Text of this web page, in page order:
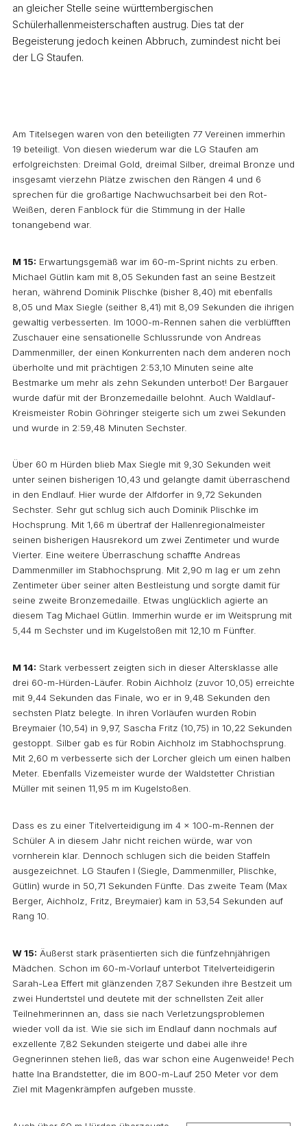
an gleicher Stelle seine württembergischen
Schülerhallenmeisterschaften austrug. Dies tat der
Begeisterung jedoch keinen Abbruch, zumindest nicht bei
der LG Staufen.
Am Titelsegen waren von den beteiligten 77 Vereinen immerhin
19 beteiligt. Von diesen wiederum war die LG Staufen am
erfolgreichsten: Dreimal Gold, dreimal Silber, dreimal Bronze und
insgesamt vierzehn Plätze zwischen den Rängen 4 und 6
sprechen für die großartige Nachwuchsarbeit bei den Rot-
Weißen, deren Fanblock für die Stimmung in der Halle
tonangebend war.
M 15: Erwartungsgemäß war im 60-m-Sprint nichts zu erben.
Michael Gütlin kam mit 8,05 Sekunden fast an seine Bestzeit
heran, während Dominik Plischke (bisher 8,40) mit ebenfalls
8,05 und Max Siegle (seither 8,41) mit 8,09 Sekunden die ihrigen
gewaltig verbesserten. Im 1000-m-Rennen sahen die verblüfften
Zuschauer eine sensationelle Schlussrunde von Andreas
Dammenmiller, der einen Konkurrenten nach dem anderen noch
überholte und mit prächtigen 2:53,10 Minuten seine alte
Bestmarke um mehr als zehn Sekunden unterbot! Der Bargauer
wurde dafür mit der Bronzemedaille belohnt. Auch Waldlauf-
Kreismeister Robin Göhringer steigerte sich um zwei Sekunden
und wurde in 2:59,48 Minuten Sechster.
Über 60 m Hürden blieb Max Siegle mit 9,30 Sekunden weit
unter seinen bisherigen 10,43 und gelangte damit überraschend
in den Endlauf. Hier wurde der Alfdorfer in 9,72 Sekunden
Sechster. Sehr gut schlug sich auch Dominik Plischke im
Hochsprung. Mit 1,66 m übertraf der Hallenregionalmeister
seinen bisherigen Hausrekord um zwei Zentimeter und wurde
Vierter. Eine weitere Überraschung schaffte Andreas
Dammenmiller im Stabhochsprung. Mit 2,90 m lag er um zehn
Zentimeter über seiner alten Bestleistung und sorgte damit für
seine zweite Bronzemedaille. Etwas unglücklich agierte an
diesem Tag Michael Gütlin. Immerhin wurde er im Weitsprung mit
5,44 m Sechster und im Kugelstoßen mit 12,10 m Fünfter.
M 14: Stark verbessert zeigten sich in dieser Altersklasse alle
drei 60-m-Hürden-Läufer. Robin Aichholz (zuvor 10,05) erreichte
mit 9,44 Sekunden das Finale, wo er in 9,48 Sekunden den
sechsten Platz belegte. In ihren Vorläufen wurden Robin
Breymaier (10,54) in 9,97, Sascha Fritz (10,75) in 10,22 Sekunden
gestoppt. Silber gab es für Robin Aichholz im Stabhochsprung.
Mit 2,60 m verbesserte sich der Lorcher gleich um einen halben
Meter. Ebenfalls Vizemeister wurde der Waldstetter Christian
Müller mit seinen 11,95 m im Kugelstoßen.
Dass es zu einer Titelverteidigung im 4 x 100-m-Rennen der
Schüler A in diesem Jahr nicht reichen würde, war von
vornherein klar. Dennoch schlugen sich die beiden Staffeln
ausgezeichnet. LG Staufen I (Siegle, Dammenmiller, Plischke,
Gütlin) wurde in 50,71 Sekunden Fünfte. Das zweite Team (Max
Berger, Aichholz, Fritz, Breymaier) kam in 53,54 Sekunden auf
Rang 10.
W 15: Äußerst stark präsentierten sich die fünfzehnjährigen
Mädchen. Schon im 60-m-Vorlauf unterbot Titelverteidigerin
Sarah-Lea Effert mit glänzenden 7,87 Sekunden ihre Bestzeit um
zwei Hundertstel und deutete mit der schnellsten Zeit aller
Teilnehmerinnen an, dass sie nach Verletzungsproblemen
wieder voll da ist. Wie sie sich im Endlauf dann nochmals auf
exzellente 7,82 Sekunden steigerte und dabei alle ihre
Gegnerinnen stehen ließ, das war schon eine Augenweide! Pech
hatte Ina Brandstetter, die im 800-m-Lauf 250 Meter vor dem
Ziel mit Magenkrämpfen aufgeben musste.